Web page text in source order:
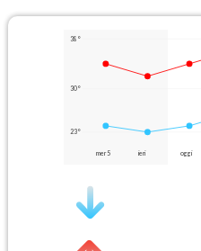
38°
30°
23°
mer 5 ieri oggi